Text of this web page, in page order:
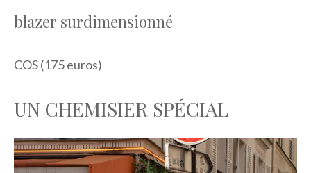
blazer surdimensionné
COS (175 euros)
UN CHEMISIER SPÉCIAL